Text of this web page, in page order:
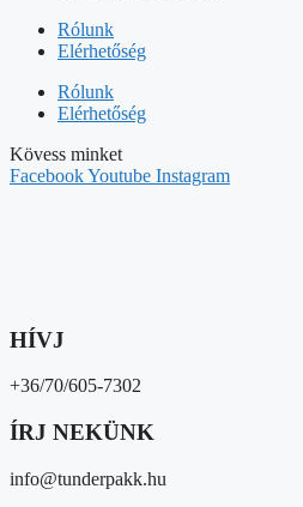
Rólunk
Elérhetőség
Rólunk
Elérhetőség
Kövess minket
FacebookYoutube Instagram
HÍVJ
+36/70/605-7302
ÍRJ NEKÜNK
info@tunderpakk.hu